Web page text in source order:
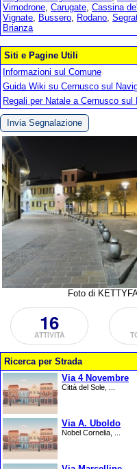
Vimodrone, Carugate, Cassina
Vignate, Bussero, Rodano,
Brianza
Siti e Pagine Utili
Informazioni sul Comune
Guida Wiki su Cernusco sul
Regali per Natale a Cernusco sul
Invia Segnalazione
Foto di
16
ATTIVITÀ
Ricerca per Strada
Via 4 Novembre
Città del Sole, ...
Via A. Uboldo
Nobel Cornelia, ...